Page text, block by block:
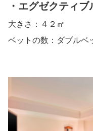
・エグゼクティブ
大きさ：４２㎡
ベットの数：ダブルベ